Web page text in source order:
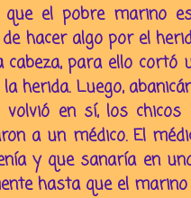
el pobre marino
hacer algo por el
para ello cortó
herida. Luego,
volvió en sí, los chicos
a un médico. El
y que sanaría en
hasta que el